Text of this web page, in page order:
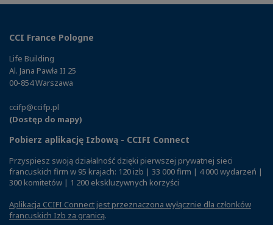
CCI France Pologne
Life Building
Al. Jana Pawła II 25
00-854 Warszawa
ccifp@ccifp.pl
(Dostęp do mapy)
Pobierz aplikację Izbową - CCIFI Connect
Przyspiesz swoją działalność dzięki pierwszej prywatnej sieci
francuskich firm w 95 krajach: 120 izb | 33 000 firm | 4 000 wydarzeń |
300 komitetów | 1 200 ekskluzywnych korzyści
Aplikacja CCIFI Connect jest przeznaczona wyłącznie dla członków
francuskich Izb za granicą.